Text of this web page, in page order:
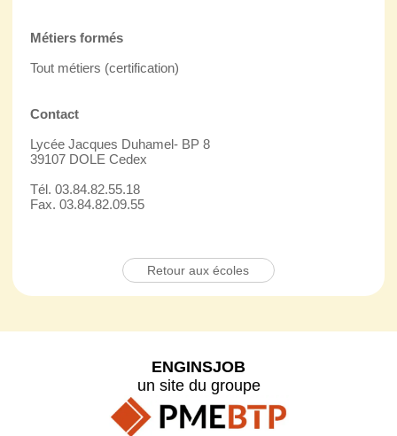
Métiers formés
Tout métiers (certification)
Contact
Lycée Jacques Duhamel- BP 8
39107 DOLE Cedex
Tél. 03.84.82.55.18
Fax. 03.84.82.09.55
Retour aux écoles
ENGINSJOB
un site du groupe